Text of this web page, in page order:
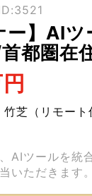
ー】AI
都圏在
竹芝（リモート
AIツールを統
いただきます。